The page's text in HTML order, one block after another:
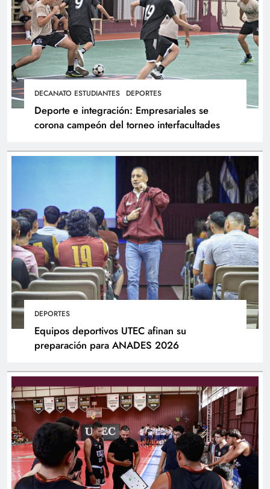
DECANATO ESTUDIANTES DEPORTES
Deporte e integración: Empresariales se
corona campeón del torneo interfacultades
DEPORTES
Equipos deportivos UTEC afinan su
preparación para ANADES 2026